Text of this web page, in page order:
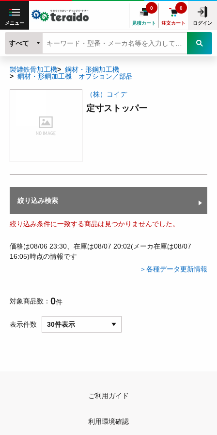
メニュー 見積カート
0
注文カート
0
ログイン
すべて
製罐鉄骨加工機
鋼材・形鋼加工機
鋼材・形鋼加工機 オプション／部品
（株）コイデ
定寸ストッパー
絞り込み検索
絞り込み条件に一致する商品は見つかりませんでした。
価格は08/06 23:30、在庫は08/07 20:02(メーカ在庫は08/07
16:05)時点の情報です
＞各種データ更新情報
対象商品数 0件
表示件数 30件表示
ご利用ガイド
利用環境確認